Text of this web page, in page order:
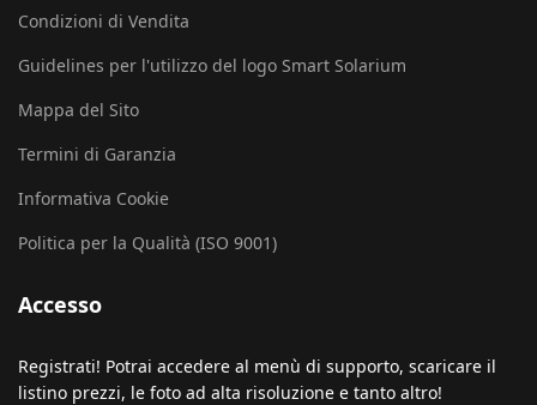
Condizioni di Vendita
Guidelines per l'utilizzo del logo Smart Solarium
Mappa del Sito
Termini di Garanzia
Informativa Cookie
Politica per la Qualità (ISO 9001)
Accesso
Registrati! Potrai accedere al menù di supporto, scaricare il
listino prezzi, le foto ad alta risoluzione e tanto altro!